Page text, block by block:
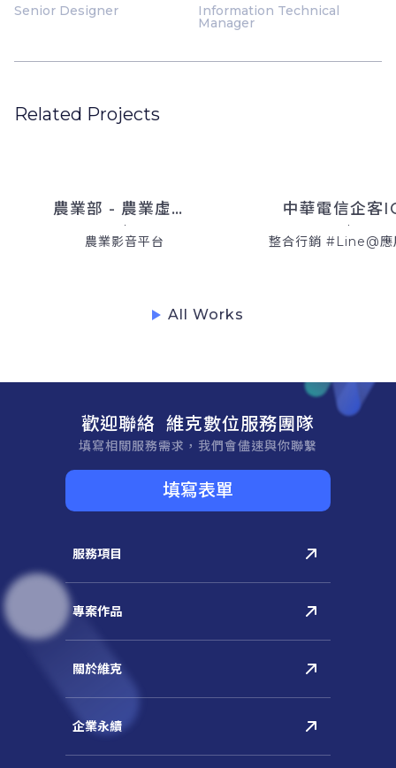
Senior Designer Information Technical
Manager
Related Projects
農業部 - 農業虛擬博物館
農業影音平台
中華電信企客
整合行銷 #Line@應
All Works
歡迎聯絡 維克數位服務團隊
填寫相關服務需求，我們會儘速與你聯繫
填寫表單